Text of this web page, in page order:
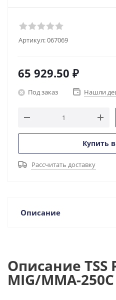
Артикул:067069
65 929.50 ₽
Под заказ Нашли
Купить
Рассчитать доставку
Описание
Описание TSS
MIG/MMA-250C